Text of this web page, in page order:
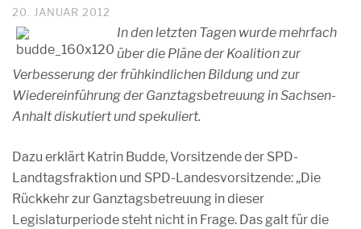
20. JANUAR 2012
In den letzten Tagen wurde mehrfach
über die Pläne der Koalition zur
Verbesserung der frühkindlichen Bildung und zur
Wiedereinführung der Ganztagsbetreuung in Sachsen-
Anhalt diskutiert und spekuliert.
Dazu erklärt Katrin Budde, Vorsitzende der SPD-
Landtagsfraktion und SPD-Landesvorsitzende: „Die
Rückkehr zur Ganztagsbetreuung in dieser
Legislaturperiode steht nicht in Frage. Das galt für die